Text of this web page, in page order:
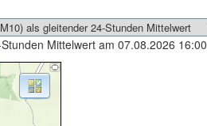
Mittelwert am 07.08.2026 16:00